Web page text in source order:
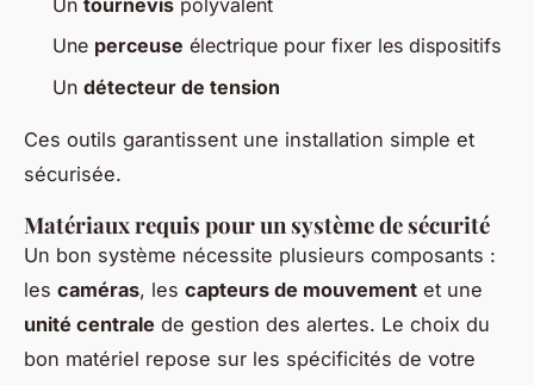
Une perceuse électrique pour fixer les dispositifs
Un détecteur de tension
Ces outils garantissent une installation simple et
sécurisée.
Matériaux requis pour un système de sécurité
Un bon système nécessite plusieurs composants :
les caméras, les capteurs de mouvement et une
unité centrale de gestion des alertes. Le choix du
bon matériel repose sur les spécificités de votre